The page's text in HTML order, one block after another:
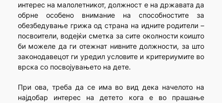
интерес на малолетникот, должност е на државата да
обрне особено внимание на способностите за
обезбедување грижа од страна на идните родители –
посвоители, водејќи сметка за сите околности коишто
би можеле да ги отежнат нивните должности, за што
законодавецот ги уредил условите и критериумите во
врска со посвојувањето на дете.
При ова, треба да се има во вид дека начелото на
најдобар интерес на детето кога е во прашање